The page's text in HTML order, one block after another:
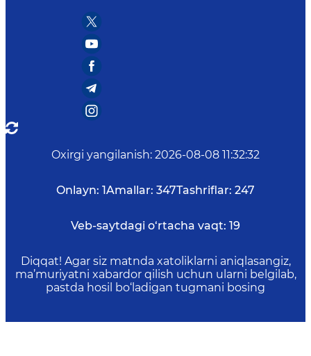
Oxirgi yangilanish: 2026-08-08 11:32:32
Onlayn: 1Amallar: 347Tashriflar: 247
Veb-saytdagi o‘rtacha vaqt: 19
Diqqat! Agar siz matnda xatoliklarni aniqlasangiz,
ma’muriyatni xabardor qilish uchun ularni belgilab,
pastda hosil bo‘ladigan tugmani bosing